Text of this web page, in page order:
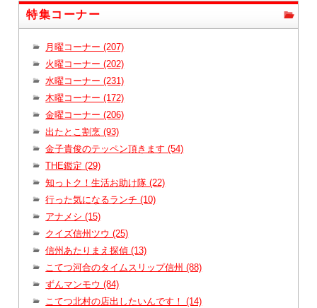
特集コーナー
月曜コーナー (207)
火曜コーナー (202)
水曜コーナー (231)
木曜コーナー (172)
金曜コーナー (206)
出たとこ割烹 (93)
金子貴俊のテッペン頂きます (54)
THE鑑定 (29)
知っトク！生活お助け隊 (22)
行った気になるランチ (10)
アナメシ (15)
クイズ信州ツウ (25)
信州あたりまえ探偵 (13)
こてつ河合のタイムスリップ信州 (88)
ずんマンモウ (84)
こてつ北村の店出したいんです！ (14)